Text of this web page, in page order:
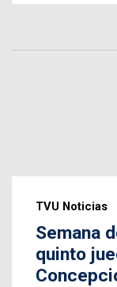
TVU Noticias
Semana
quinto